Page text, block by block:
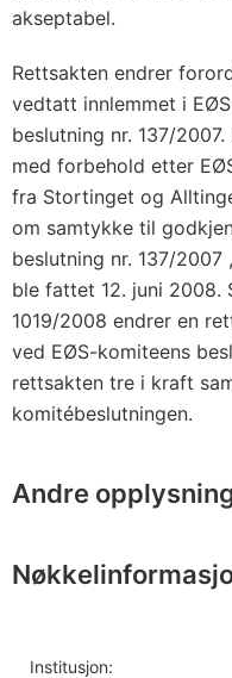
akseptabel.
Rettsakten endrer
vedtatt innlemmet i
beslutning nr. 137/
med forbehold etter
fra Stortinget og
om samtykke til
beslutning nr. 137/
ble fattet 12. juni 2008.
1019/2008 endrer en
ved EØS-komiteens
rettsakten tre i kraft
komitébeslutningen.
Andre
Institusjon: